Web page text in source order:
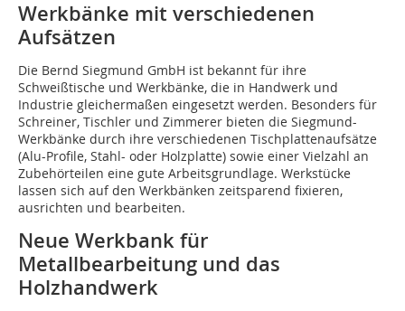
Werkbänke mit verschiedenen
Aufsätzen
Die Bernd Siegmund GmbH ist bekannt für ihre
Schweißtische und Werkbänke, die in Handwerk und
Industrie gleichermaßen eingesetzt werden. Besonders für
Schreiner, Tischler und Zimmerer bieten die Siegmund-
Werkbänke durch ihre verschiedenen Tischplattenaufsätze
(Alu-Profile, Stahl- oder Holzplatte) sowie einer Vielzahl an
Zubehörteilen eine gute Arbeitsgrundlage. Werkstücke
lassen sich auf den Werkbänken zeitsparend fixieren,
ausrichten und bearbeiten.
Neue Werkbank für
Metallbearbeitung und das
Holzhandwerk